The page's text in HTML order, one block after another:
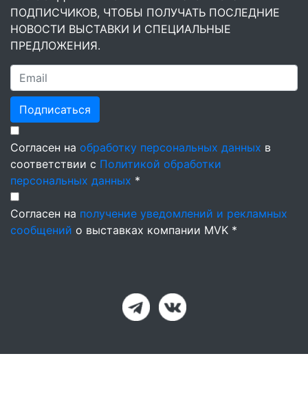
ПОДПИСЧИКОВ, ЧТОБЫ ПОЛУЧАТЬ ПОСЛЕДНИЕ
НОВОСТИ ВЫСТАВКИ И СПЕЦИАЛЬНЫЕ
ПРЕДЛОЖЕНИЯ.
Подписаться
Согласен на обработку персональных данных в
соответствии с Политикой обработки
персональных данных *
Согласен на получение уведомлений и рекламных
сообщений о выставках компании MVK *